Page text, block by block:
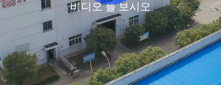
비디오 를 보시오